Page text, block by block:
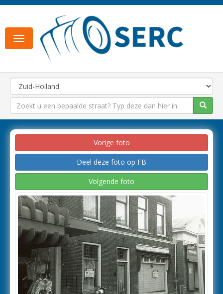
Toggle
navigation
Vorige foto
Deel deze foto op FB
Volgende foto